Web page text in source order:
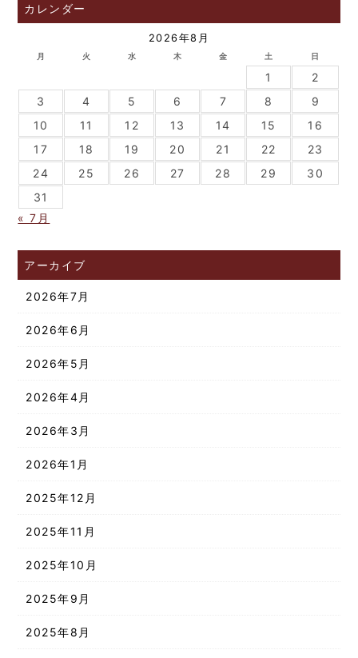
カレンダー
2026年8月
月 火 水 木 金 土 日
1
2
3
4 5 6 7 8
9
10
11 12 13 14 15
16
17
18 19 20 21 22
23
24
25 26 27 28 29
30
31
« 7月
アーカイブ
2026年7月
2026年6月
2026年5月
2026年4月
2026年3月
2026年1月
2025年12月
2025年11月
2025年10月
2025年9月
2025年8月